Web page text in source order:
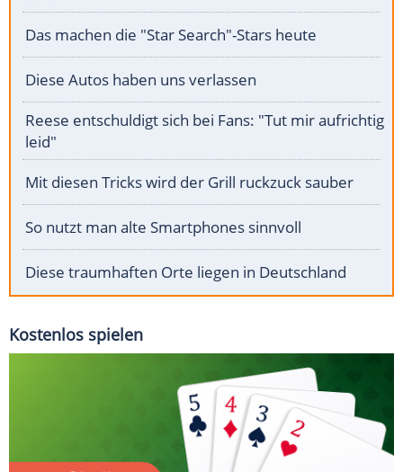
Das machen die "Star Search"-Stars heute
Diese Autos haben uns verlassen
Reese entschuldigt sich bei Fans: "Tut mir aufrichtig
leid"
Mit diesen Tricks wird der Grill ruckzuck sauber
So nutzt man alte Smartphones sinnvoll
Diese traumhaften Orte liegen in Deutschland
Kostenlos spielen